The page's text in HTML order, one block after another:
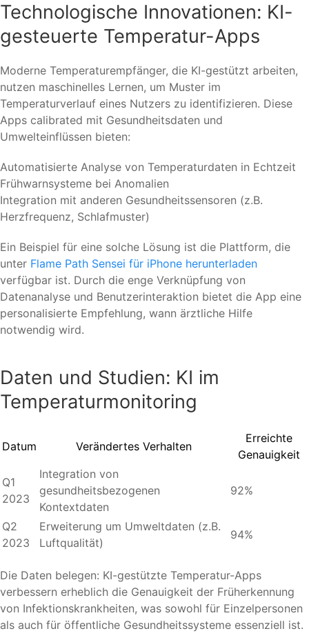
Technologische Innovationen: KI-
gesteuerte Temperatur-Apps
Moderne Temperaturempfänger, die KI-gestützt arbeiten,
nutzen maschinelles Lernen, um Muster im
Temperaturverlauf eines Nutzers zu identifizieren. Diese
Apps calibrated mit Gesundheitsdaten und
Umwelteinflüssen bieten:
Automatisierte Analyse von Temperaturdaten in Echtzeit
Frühwarnsysteme bei Anomalien
Integration mit anderen Gesundheitssensoren (z.B.
Herzfrequenz, Schlafmuster)
Ein Beispiel für eine solche Lösung ist die Plattform, die
unter Flame Path Sensei für iPhone herunterladen
verfügbar ist. Durch die enge Verknüpfung von
Datenanalyse und Benutzerinteraktion bietet die App eine
personalisierte Empfehlung, wann ärztliche Hilfe
notwendig wird.
Daten und Studien: KI im
Temperaturmonitoring
Datum Verändertes Verhalten
Erreichte
Genauigkeit
Q1
2023
Integration von
gesundheitsbezogenen
Kontextdaten
92%
Q2
2023
Erweiterung um Umweltdaten (z.B.
Luftqualität)
94%
Die Daten belegen: KI-gestützte Temperatur-Apps
verbessern erheblich die Genauigkeit der Früherkennung
von Infektionskrankheiten, was sowohl für Einzelpersonen
als auch für öffentliche Gesundheitssysteme essenziell ist.